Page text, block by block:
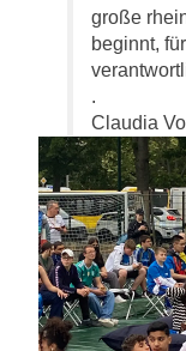
große
beginnt,
.
Claudia